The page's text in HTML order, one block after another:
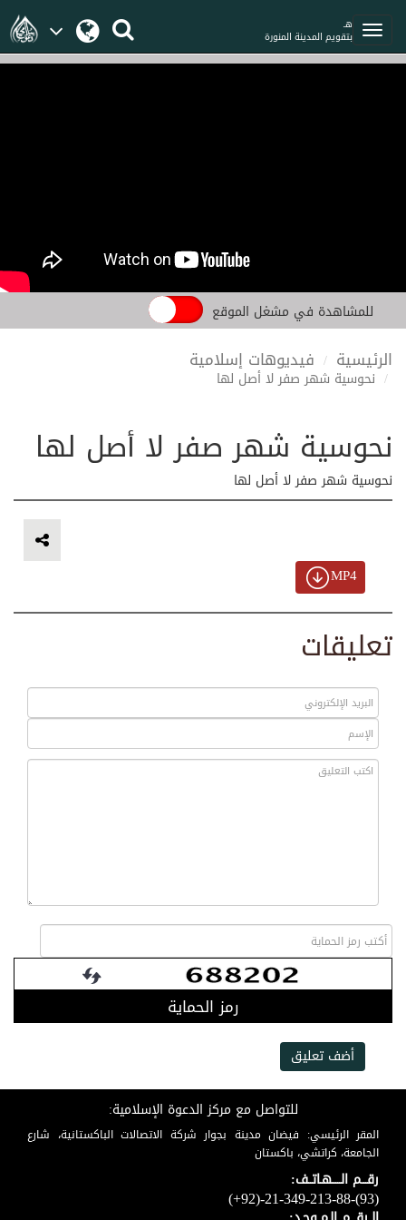
هـ
بتقويم المدينة المنورة
للمشاهدة في مشغل الموقع
الرئيسية فيديوهات إسلامية
نحوسية شهر صفر لا أصل لها
نحوسية شهر صفر لا أصل لها
نحوسية شهر صفر لا أصل لها
MP4
تعليقات
رمز الحماية
أضف تعليق
للتواصل مع مركز الدعوة الإسلامية:
المقر الرئيسي: فيضان مدينة بجوار شركة الاتصالات الباكستانية، شارع
الجامعة، كراتشي، باكستان
رقـــم الـــــهـاتــف:
(+92)-21-349-213-88-(93)